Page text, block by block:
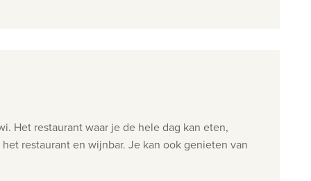
Het restaurant waar je de hele dag kan eten,
restaurant en wijnbar. Je kan ook genieten van